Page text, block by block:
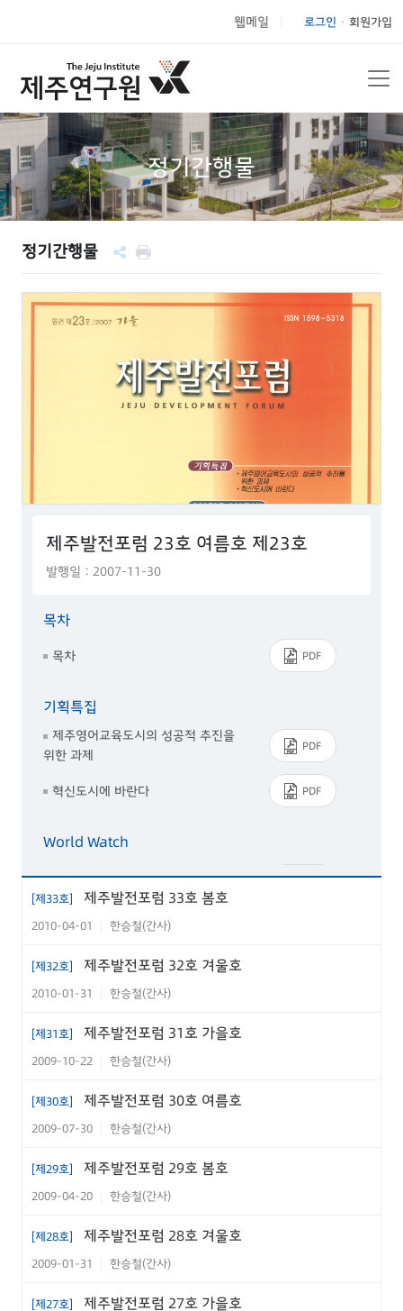
웹메일 로그인 회원가입
정기간행물
정기간행물
제주발전포럼 23호 여름호 제23호
발행일 : 2007-11-30
목차
목차 PDF
기획특집
제주영어교육도시의 성공적 추진을
위한 과제
PDF
혁신도시에 바란다 PDF
World Watch
의 불칸 아이펠 조사
PDF
경제살리기
제주특별자치도 물류산업 육성을 위
연구원칼럼
싱가포르 - 베트남 현지 사례조사
제주경제의 오늘
향
제주의 문화
제주도의 대표축제 이야기
JDI OPINION
[제33호] 제주발전포럼 33호 봄호
2010-04-01 한승철(간사)
[제32호] 제주발전포럼 32호 겨울호
2010-01-31 한승철(간사)
[제31호] 제주발전포럼 31호 가을호
2009-10-22 한승철(간사)
[제30호] 제주발전포럼 30호 여름호
2009-07-30 한승철(간사)
[제29호] 제주발전포럼 29호 봄호
2009-04-20 한승철(간사)
[제28호] 제주발전포럼 28호 겨울호
2009-01-31 한승철(간사)
[제27호] 제주발전포럼 27호 가을호